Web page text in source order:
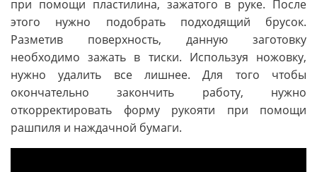
при помощи пластилина, зажатого в руке. После
этого нужно подобрать подходящий брусок.
Разметив поверхность, данную заготовку
необходимо зажать в тиски. Используя ножовку,
нужно удалить все лишнее. Для того чтобы
окончательно закончить работу, нужно
откорректировать форму рукояти при помощи
рашпиля и наждачной бумаги.